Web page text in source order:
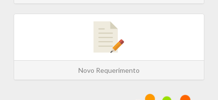
Novo Requerimento